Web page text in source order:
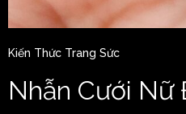
Kiến Thức Trang Sức
Nhẫn Cưới Nữ